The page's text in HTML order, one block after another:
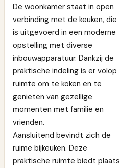
De woonkamer staat in open
verbinding met de keuken, die
is uitgevoerd in een moderne
opstelling met diverse
inbouwapparatuur. Dankzij de
praktische indeling is er volop
ruimte om te koken en te
genieten van gezellige
momenten met familie en
vrienden.
Aansluitend bevindt zich de
ruime bijkeuken. Deze
praktische ruimte biedt plaats